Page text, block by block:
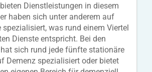
Dienstleistungen in diesem
haben sich unter anderem auf
spezialisiert, was rund einem Viertel
Dienste entspricht. Bei den
sich rund jede fünfte stationäre
Demenz spezialisiert oder bietet